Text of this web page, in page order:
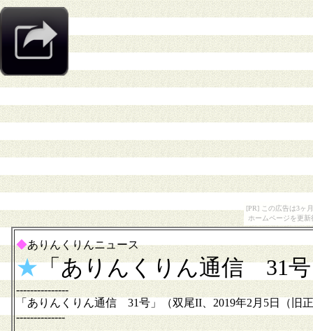
[PR] この広告は3ヶ
ホームページを更
◆ありんくりんニュース
★「ありんくりん通信 31
---------------
「ありんくりん通信 31号」（双尾II、2019年2月5日（旧
--------------